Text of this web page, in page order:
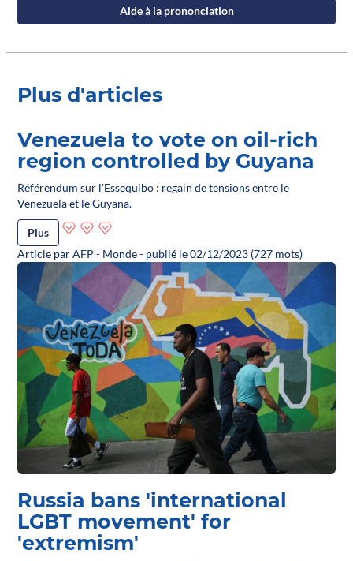
Aide à la prononciation
Plus d'articles
Venezuela to vote on oil-rich
region controlled by Guyana
Référendum sur l'Essequibo : regain de tensions entre le
Venezuela et le Guyana.
Plus
Article par AFP - Monde - publié le 02/12/2023 (727 mots)
Russia bans 'international
LGBT movement' for
'extremism'